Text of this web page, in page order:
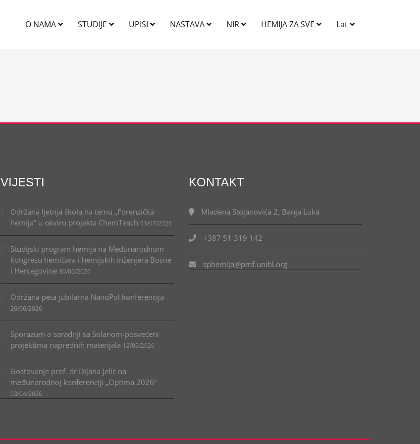
O NAMA STUDIJE UPISI NASTAVA NIR HEMIJA ZA SVE Lat
VIJESTI
Održana ljetnja škola na temu „Forenzička
hemija“ u okviru projekta ChemTeach 03/07/2026
Studijski program hemija na Međunarodnom
kongresu hemičara i hemijskih inženjera Bosne
i Hercegovine 30/06/2026
Održana peta jubilarna NanoPol konferencija
26/06/2026
Sporazum o saradnji sa Solanom-posvećeni
projektima naprednih materijala 12/05/2026
Gostovanje prof. dr Dijana Jelić na
međunarodnoj konferenciji „Optima 2026”
03/04/2026
KONTAKT
Mladena Stojanovića 2, Banja Luka
+387 51 319 142
sphemija@pmf.unibl.org